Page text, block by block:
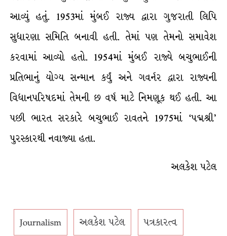
આવ્યું હતું. 1953માં મુંબઈ રાજ્ય દ્વારા ગુજરાતી લિપિ
સુધારણા સમિતિ બનાવી હતી. તેમાં પણ તેમનો સમાવેશ
કરવામાં આવ્યો હતો. 1954માં મુંબઈ રાજ્યે બચુભાઈની
પ્રતિભાનું યોગ્ય સન્માન કર્યું અને ગવર્નર દ્વારા રાજ્યની
વિધાનપરિષદમાં તેમની છ વર્ષ માટે નિમણૂક થઈ હતી. આ
પછી ભારત સરકારે બચુભાઈ રાવતને 1975માં ‘પદ્મશ્રી’
પુરસ્કારથી નવાજ્યા હતા.
અલકેશ પટેલ
Journalism અલકેશ પટેલ પત્રકારત્વ